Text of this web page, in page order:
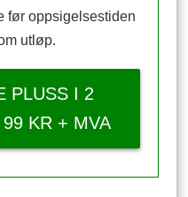
før oppsigelsestiden
utløp.
PLUSS I 2
KR + MVA